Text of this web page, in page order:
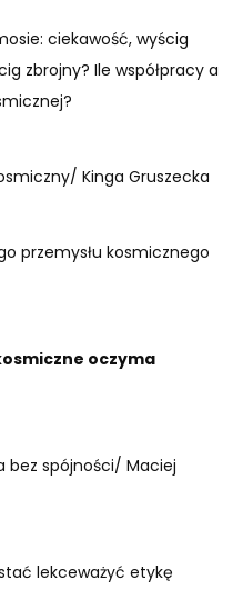
ciekawość, wyścig
zbrojny? Ile współpracy a
Kinga Gruszecka
przemysłu kosmicznego
oczyma
bez spójności/ Maciej
lekceważyć etykę